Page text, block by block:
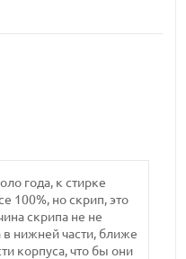
года, к стирке
100%, но скрип, это
скрипа не не
в нижней части, ближе
корпуса, что бы они